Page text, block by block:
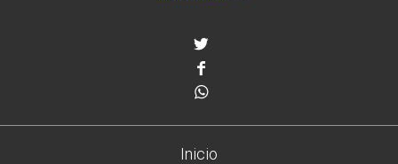
Inicio